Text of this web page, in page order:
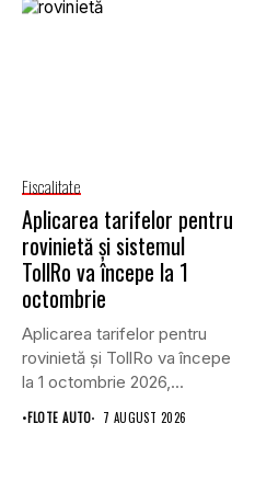
Fiscalitate
Aplicarea tarifelor pentru
rovinietă și sistemul
TollRo va începe la 1
octombrie
Aplicarea tarifelor pentru
rovinietă și TollRo va începe
la 1 octombrie 2026,...
•FLOTE AUTO 7 AUGUST 2026